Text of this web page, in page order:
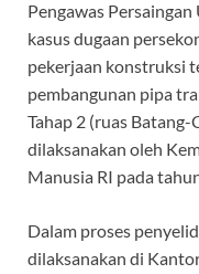
Pengawas
kasus dugaan
pekerjaan konstruksi
pembangunan pipa
Tahap 2 (ruas
dilaksanakan oleh
Manusia RI pada
Dalam proses
dilaksanakan di